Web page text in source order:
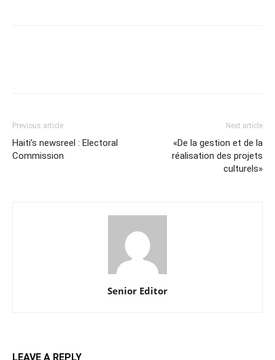
Previous article
Haiti’s newsreel : Electoral
Commission
Next article
«De la gestion et de la
réalisation des projets
culturels»
Senior Editor
LEAVE A REPLY